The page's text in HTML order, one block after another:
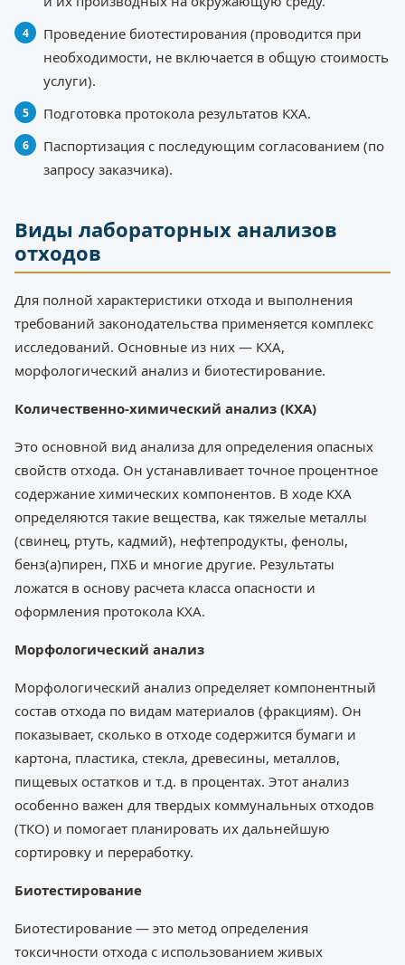
Проведение биотестирования (проводится при
необходимости, не включается в общую стоимость
услуги).
Подготовка протокола результатов КХА.
Паспортизация с последующим согласованием (по
запросу заказчика).
Виды лабораторных анализов
отходов
Для полной характеристики отхода и выполнения
требований законодательства применяется комплекс
исследований. Основные из них — КХА,
морфологический анализ и биотестирование.
Количественно-химический анализ (КХА)
Это основной вид анализа для определения опасных
свойств отхода. Он устанавливает точное процентное
содержание химических компонентов. В ходе КХА
определяются такие вещества, как тяжелые металлы
(свинец, ртуть, кадмий), нефтепродукты, фенолы,
бенз(а)пирен, ПХБ и многие другие. Результаты
ложатся в основу расчета класса опасности и
оформления протокола КХА.
Морфологический анализ
Морфологический анализ определяет компонентный
состав отхода по видам материалов (фракциям). Он
показывает, сколько в отходе содержится бумаги и
картона, пластика, стекла, древесины, металлов,
пищевых остатков и т.д. в процентах. Этот анализ
особенно важен для твердых коммунальных отходов
(ТКО) и помогает планировать их дальнейшую
сортировку и переработку.
Биотестирование
Биотестирование — это метод определения
токсичности отхода с использованием живых